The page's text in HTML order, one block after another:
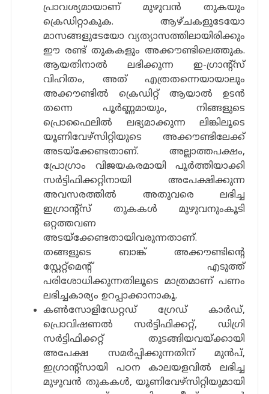
പ്രാവശ്യമായാണ് മുഴുവന്‍ തുകയും
ക്രെഡിറ്റാകുക. ആഴ്ചകളുടേയോ
മാസങ്ങളുടേയോ വ്യത്യാസത്തിലായിരിക്കും
ഈ രണ്ട് തുകകളും അക്കൗണ്ടിലെത്തുക.
ആയതിനാല്‍ ലഭിക്കുന്ന ഇ-ഗ്രാന്‍റ്സ്
വിഹിതം, അത് എത്രതന്നെയായാലും
അക്കൗണ്ടില്‍ ക്രെഡിറ്റ് ആയാല്‍ ഉടന്‍
തന്നെ പൂര്‍ണ്ണമായും, നിങ്ങളുടെ
പ്രൊഫൈലില്‍ ലഭ്യമാക്കുന്ന ലിങ്കിലൂടെ
യൂണിവേഴ്സിറ്റിയുടെ അക്കൗണ്ടിലേക്ക്
അടയ്ക്കേണ്ടതാണ്. അല്ലാത്തപക്ഷം,
പ്രോഗ്രാം വിജയകരമായി പൂര്‍ത്തിയാക്കി
സര്‍ട്ടിഫിക്കറ്റിനായി അപേക്ഷിക്കുന്ന
അവസരത്തില്‍ അതുവരെ ലഭിച്ച
ഇഗ്രാന്‍റ്സ് തുകകള്‍ മുഴുവനുംകൂടി
ഒറ്റത്തവണ
അടയ്ക്കേണ്ടതായിവരുന്നതാണ്.
തങ്ങളുടെ ബാങ്ക് അക്കൗണ്ടിന്‍റെ
സ്റ്റേറ്റ്മെന്‍റ് എടുത്ത്
പരിശോധിക്കുന്നതിലൂടെ മാത്രമാണ് പണം
ലഭിച്ചകാര്യം ഉറപ്പാക്കാനാകൂ.
കണ്‍സോളിഡേറ്റഡ് ഗ്രേഡ് കാര്‍ഡ്,
പ്രൊവിഷണല്‍ സര്‍ട്ടിഫിക്കറ്റ്, ഡിഗ്രി
സര്‍ട്ടിഫിക്കറ്റ് തുടങ്ങിയവയ്ക്കായി
അപേക്ഷ സമര്‍പ്പിക്കുന്നതിന് മുന്‍പ്,
ഇഗ്രാന്‍റ്സായി പഠന കാലയളവില്‍ ലഭിച്ച
മുഴുവന്‍ തുകകള്‍, യൂണിവേഴ്സിറ്റിയുമായി